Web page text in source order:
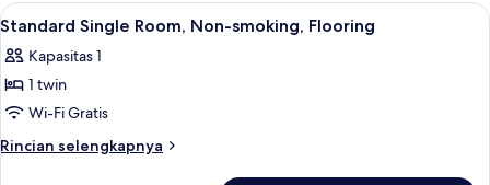
Lihat
semua
foto
untuk
Standard
Single
Meja kerja, Wi-Fi gratis, dan seprai
1
Standard Single Room, Non-smoking, Flooring
Kapasitas 1
1 twin
Wi-Fi Gratis
Rincian selengkapnya
Rincian